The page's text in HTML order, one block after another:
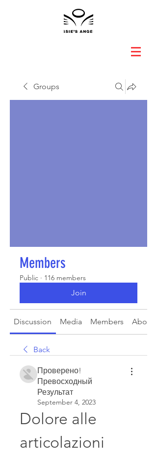
Groups
Members
Public · 116 members
Join
Discussion Media Members About
Back
Проверено!
Превосходный
Результат
September 4, 2023
Dolore alle
articolazioni